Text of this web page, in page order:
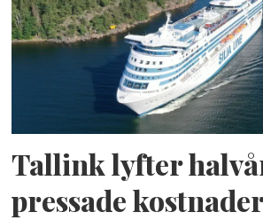
Tallink lyfter
pressade